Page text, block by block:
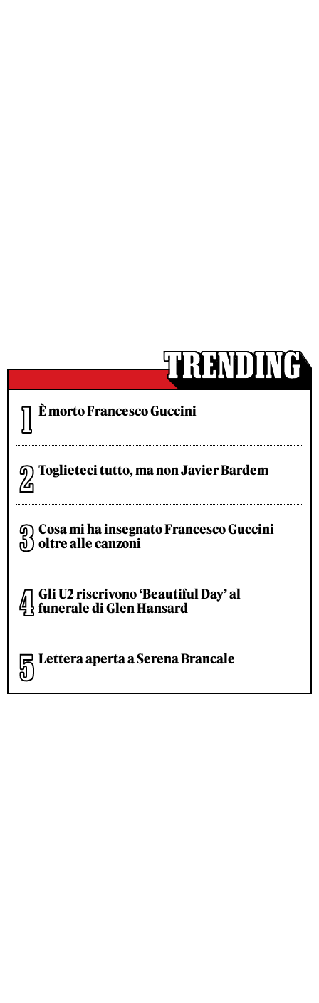
È morto Francesco Guccini
Toglieteci tutto, ma non Javier Bardem
Cosa mi ha insegnato Francesco Guccini
oltre alle canzoni
Gli U2 riscrivono ‘Beautiful Day’ al
funerale di Glen Hansard
Lettera aperta a Serena Brancale